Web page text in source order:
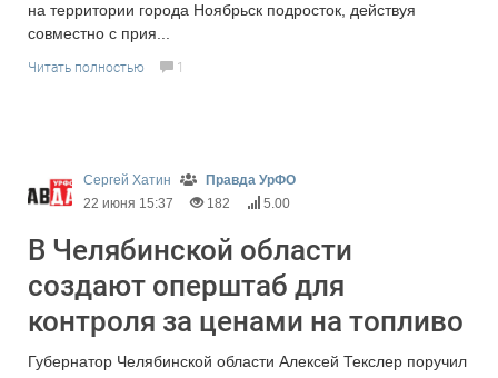
на территории города Ноябрьск подросток, действуя
совместно с прия...
Читать полностью 1
Сергей Хатин
Правда УрФО
22 июня 15:37
182 5.00
В Челябинской области
создают оперштаб для
контроля за ценами на топливо
Губернатор Челябинской области Алексей Текслер поручил